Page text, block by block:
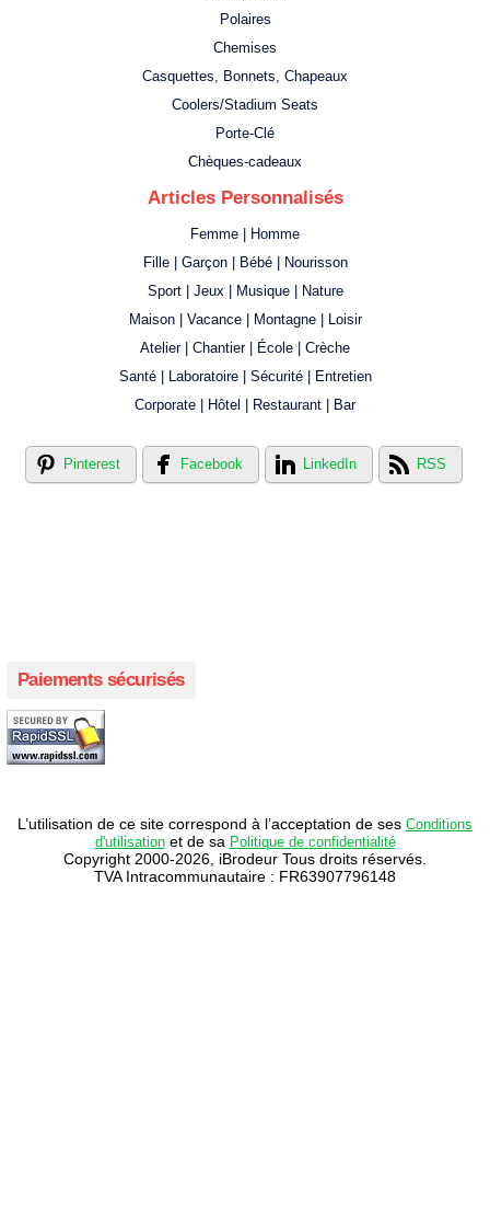
Polaires
Chemises
Casquettes, Bonnets, Chapeaux
Coolers/Stadium Seats
Porte-Clé
Chèques-cadeaux
Articles Personnalisés
Femme | Homme
Fille | Garçon | Bébé | Nourisson
Sport | Jeux | Musique | Nature
Maison | Vacance | Montagne | Loisir
Atelier | Chantier | École | Crèche
Santé | Laboratoire | Sécurité | Entretien
Corporate | Hôtel | Restaurant | Bar
Pinterest Facebook LinkedIn RSS
Paiements sécurisés
L’utilisation de ce site correspond à l’acceptation de ses Conditions
d'utilisationet de sa Politique de confidentialité
Copyright 2000-2026, iBrodeur Tous droits réservés.
TVA Intracommunautaire : FR63907796148